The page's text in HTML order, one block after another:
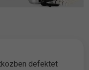
defektet